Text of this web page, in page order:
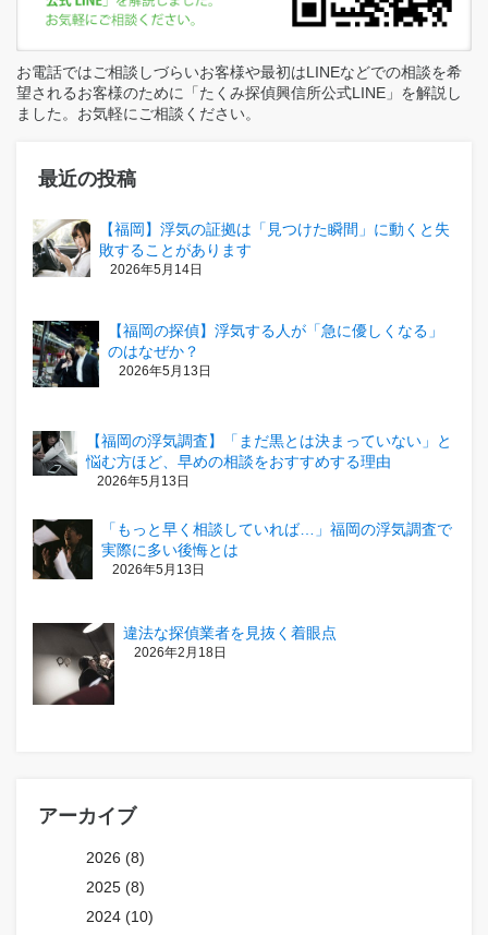
お電話ではご相談しづらいお客様や最初はLINEなどでの相談を希
望されるお客様のために「たくみ探偵興信所公式LINE」を解説し
ました。お気軽にご相談ください。
最近の投稿
【福岡】浮気の証拠は「見つけた瞬間」に動くと失
敗することがあります
2026年5月14日
【福岡の探偵】浮気する人が「急に優しくなる」
のはなぜか？
2026年5月13日
【福岡の浮気調査】「まだ黒とは決まっていない」と
悩む方ほど、早めの相談をおすすめする理由
2026年5月13日
「もっと早く相談していれば…」福岡の浮気調査で
実際に多い後悔とは
2026年5月13日
違法な探偵業者を見抜く着眼点
2026年2月18日
アーカイブ
2026 (8)
2025 (8)
2024 (10)